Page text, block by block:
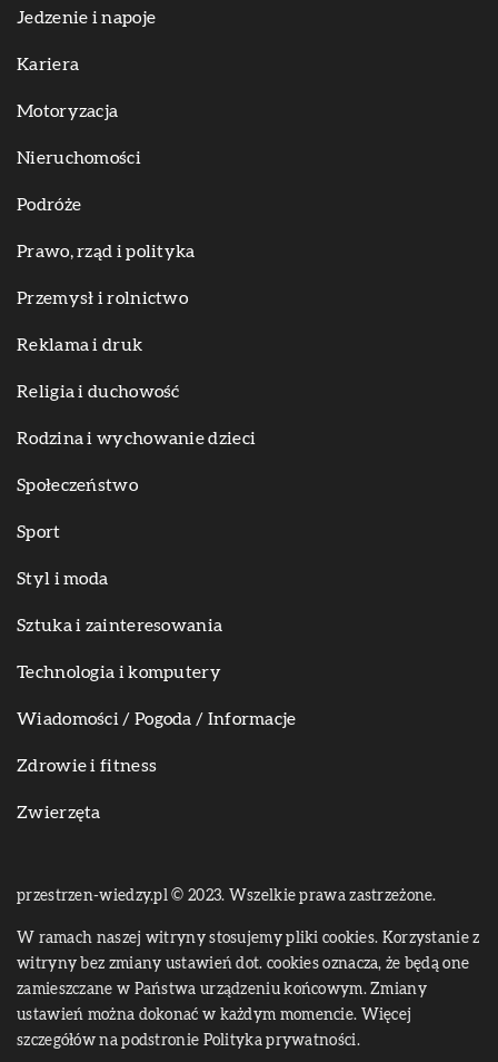
Jedzenie i napoje
Kariera
Motoryzacja
Nieruchomości
Podróże
Prawo, rząd i polityka
Przemysł i rolnictwo
Reklama i druk
Religia i duchowość
Rodzina i wychowanie dzieci
Społeczeństwo
Sport
Styl i moda
Sztuka i zainteresowania
Technologia i komputery
Wiadomości / Pogoda / Informacje
Zdrowie i fitness
Zwierzęta
przestrzen-wiedzy.pl © 2023. Wszelkie prawa zastrzeżone.
W ramach naszej witryny stosujemy pliki cookies. Korzystanie z
witryny bez zmiany ustawień dot. cookies oznacza, że będą one
zamieszczane w Państwa urządzeniu końcowym. Zmiany
ustawień można dokonać w każdym momencie. Więcej
szczegółów na podstronie Polityka prywatności.